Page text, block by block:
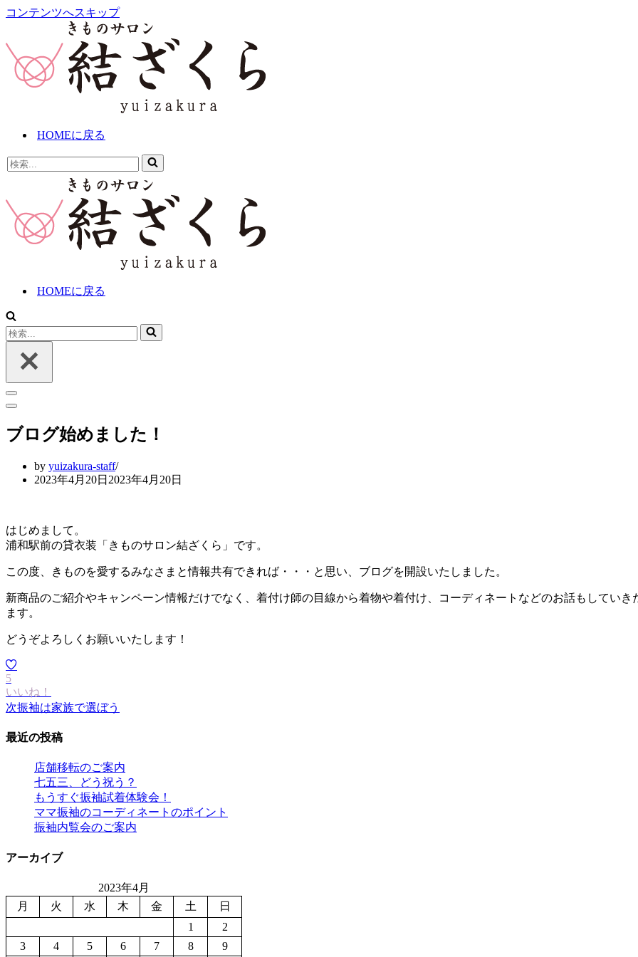
コンテンツへスキップ
HOMEに戻る
検
索...
HOMEに戻る
検
索...
ナ
ビ
ゲ
ー
ー
ナ
ビ
ゲ
ュ
ー
ブログ始めました！
by yuizakura-staff
2023年4月20日 2023年4月20日
はじめまして。
浦和駅前の貸衣装「きものサロン結ざくら」です。
この度、きものを愛するみなさまと情報共有できれば・・・と思い、ブログを開設いたしました。
新商品のご紹介やキャンペーン情報だけでなく、着付け師の目線から着物や着付け、コーディネートなどのお話もしていき
ます。
どうぞよろしくお願いいたします！
5
いいね！
次振袖は家族で選ぼう
最近の投稿
店舗移転のご案内
七五三、どう祝う？
もうすぐ振袖試着体験会！
ママ振袖のコーディネートのポイント
振袖内覧会のご案内
アーカイブ
2023年4月
月
火 水 木 金 土
日
1
2
3
4 5 6 7 8 9